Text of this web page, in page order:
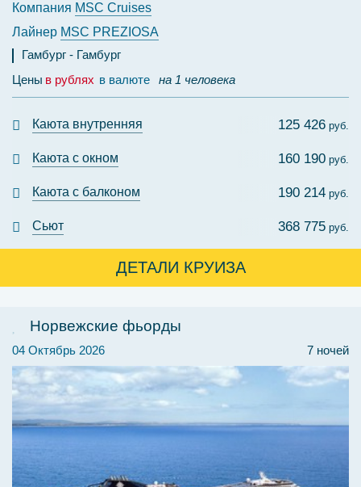
Компания MSC Cruises
Лайнер MSC PREZIOSA
Гамбург
Гамбург
Цены в рублях в валюте на 1 человека
Каюта внутренняя 125 426 руб.
Каюта с окном 160 190 руб.
Каюта с балконом 190 214 руб.
Сьют 368 775 руб.
ДЕТАЛИ КРУИЗА
Норвежские фьорды
7 ночей
04 Октябрь 2026